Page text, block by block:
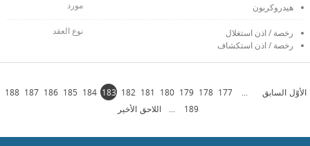
هيدروكربون
رخصة / اذن استغلال
رخصة / اذن استكشاف
الأوّل السابق 177
178
179
180
181
182
183
184
185
186
187
188
189
اللاحق الأخير